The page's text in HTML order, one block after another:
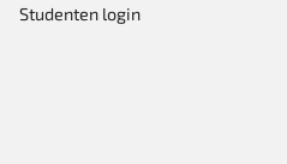
Studenten login